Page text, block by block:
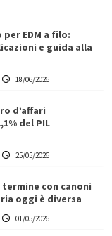
EDM a filo:
e guida alla
18/06/2026
d’affari
del PIL
25/05/2026
con canoni
oggi è diversa
01/05/2026